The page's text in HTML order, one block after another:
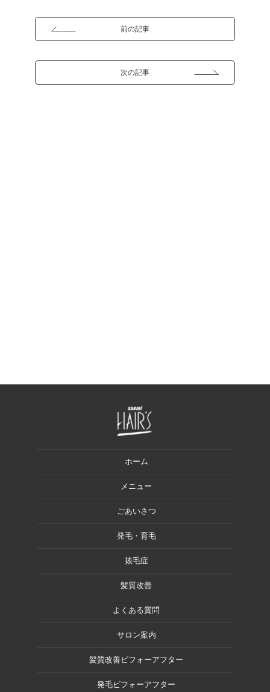
前の記事
次の記事
ホーム
メニュー
ごあいさつ
発毛・育毛
抜毛症
髪質改善
よくある質問
サロン案内
髪質改善ビフォーアフター
発毛ビフォーアフター